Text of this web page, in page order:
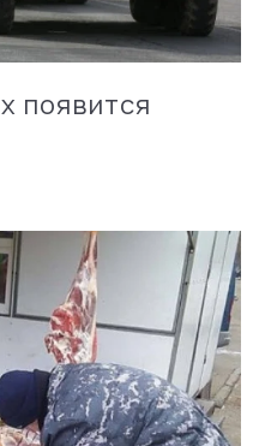
появится